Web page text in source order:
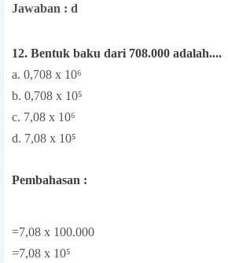
Jawaban : d
12. Bentuk baku dari 708.000 adalah....
a. 0,708 x 10⁶
b. 0,708 x 10⁵
c. 7,08 x 10⁶
d. 7,08 x 10⁵
Pembahasan :
=7,08 x 100.000
=7,08 x 10⁵